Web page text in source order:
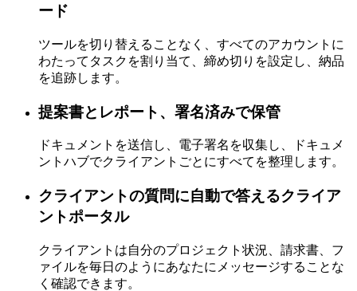
ード
ツールを切り替えることなく、すべてのアカウントに
わたってタスクを割り当て、締め切りを設定し、納品
を追跡します。
提案書とレポート、署名済みで保管
ドキュメントを送信し、電子署名を収集し、ドキュメ
ントハブでクライアントごとにすべてを整理します。
クライアントの質問に自動で答えるクライア
ントポータル
クライアントは自分のプロジェクト状況、請求書、フ
ァイルを毎日のようにあなたにメッセージすることな
く確認できます。